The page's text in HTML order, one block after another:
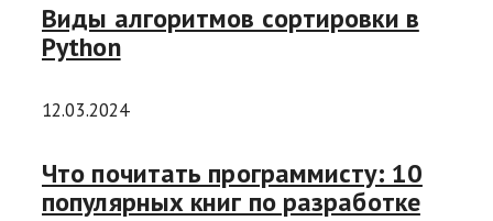
Виды алгоритмов сортировки в
Python
12.03.2024
Что почитать программисту: 10
популярных книг по разработке